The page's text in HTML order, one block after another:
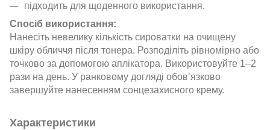
підходить для щоденного використання.
Спосіб використання:
Нанесіть невелику кількість сироватки на очищену
шкіру обличчя після тонера. Розподіліть рівномірно або
точково за допомогою аплікатора. Використовуйте 1–2
рази на день. У ранковому догляді обов’язково
завершуйте нанесенням сонцезахисного крему.
Характеристики